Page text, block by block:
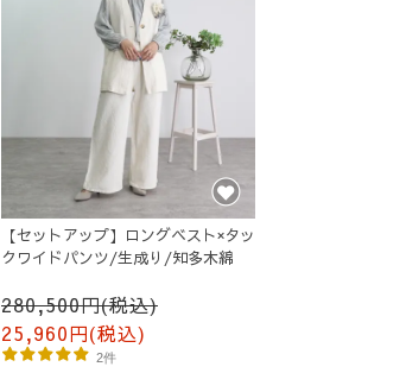
【セットアップ】ロングベスト×タッ
クワイドパンツ/生成り/知多木綿
280,500円(税込)
25,960円(税込)
2件